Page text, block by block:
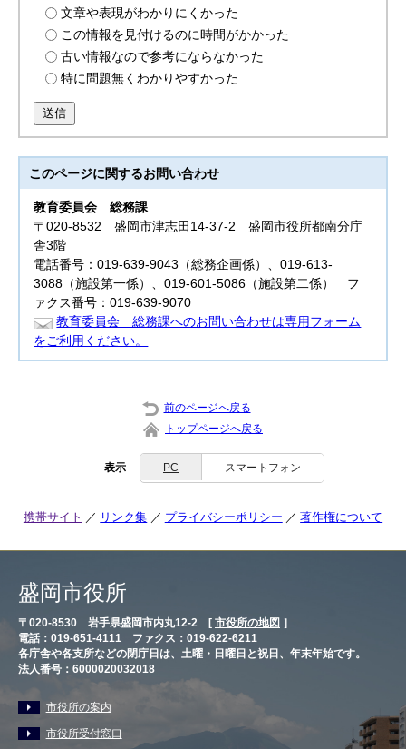
文章や表現がわかりにくかった
この情報を見付けるのに時間がかかった
古い情報なので参考にならなかった
特に問題無くわかりやすかった
送信
このページに関するお問い合わせ
教育委員会総務課
〒020-8532 盛岡市津志田14-37-2 盛岡市役所都南分庁
舎3階
電話番号：019-639-9043（総務企画係）、019-613-
3088（施設第一係）、019-601-5086（施設第二係） フ
ァクス番号：019-639-9070
教育委員会 総務課へのお問い合わせは専用フォーム
をご利用ください。
前のページへ戻る
トップページへ戻る
表示 PC スマートフォン
携帯サイト リンク集 プライバシーポリシー 著作権について
盛岡市役所
〒020-8530 岩手県盛岡市内丸12-2 [ 市役所の地図 ］
電話：019-651-4111 ファクス：019-622-6211
各庁舎や各支所などの閉庁日は、土曜・日曜日と祝日、年末年始です。
法人番号：6000020032018
市役所の案内
市役所受付窓口